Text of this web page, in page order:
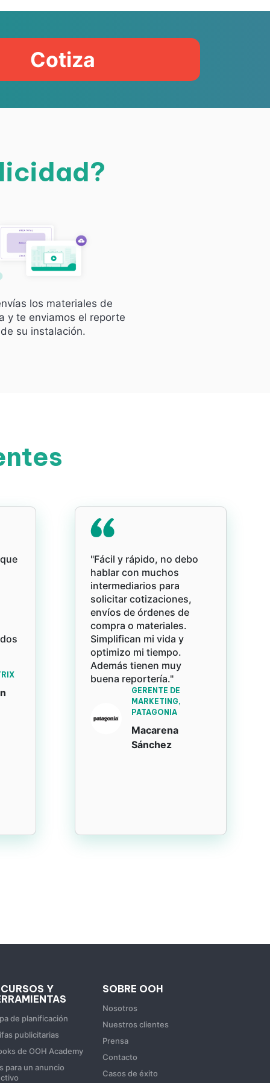
Cotiza
los materiales de
y te enviamos el reporte
de su instalación.
"Fácil y rápido, no debo
hablar con muchos
intermediarios para
solicitar cotizaciones,
envíos de órdenes de
compra o materiales.
Simplifican mi vida y
optimizo mi tiempo.
Además tienen muy
buena reportería."
GERENTE DE
MARKETING,
PATAGONIA
Macarena
Sánchez
Y
de planificación
publicitarias
de OOH Academy
para un anuncio
SOBRE OOH
Nosotros
Nuestros clientes
Prensa
Contacto
Casos de éxito